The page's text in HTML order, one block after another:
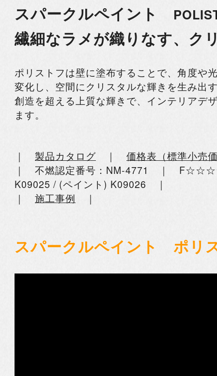
スパークルペイント
繊細なラメが織りなす、ク
ポリストフは壁に塗布することで、角度や
変化し、空間にクリスタルな輝きを生み出
創造を超える上質な輝きで、インテリアデ
ます。
｜ 製品カタログ ｜ 価格表（標準小売
｜ 不燃認定番号：NM-4771 ｜
K09025 / (ペイント) K09026 ｜
｜ 施工事例 ｜
スパークルペイント ポリ